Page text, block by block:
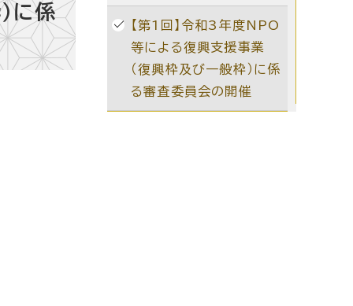
に係
【第1回】令和3年度NPO
等による復興支援事業
（復興枠及び一般枠）に係
る審査委員会の開催